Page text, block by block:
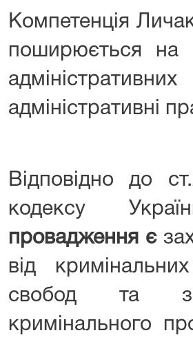
Компетенція
поширюється на
адміністративні
Відповідно до
кодексу
провадження є
від
свобод та
кримінального